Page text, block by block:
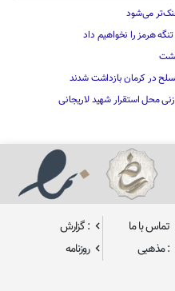
می‌شود
هرمز را نخواهیم داد
محل استقرار شهید لاریجانی
تماس با ما
: گزارش
: مذهبی
روزنامه